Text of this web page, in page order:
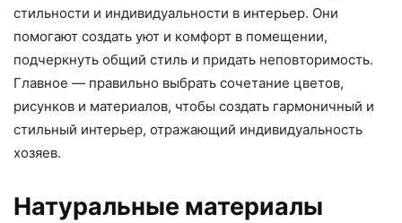
стильности и индивидуальности в интерьер. Они
помогают создать уют и комфорт в помещении,
подчеркнуть общий стиль и придать неповторимость.
Главное — правильно выбрать сочетание цветов,
рисунков и материалов, чтобы создать гармоничный и
стильный интерьер, отражающий индивидуальность
хозяев.
Натуральные материалы